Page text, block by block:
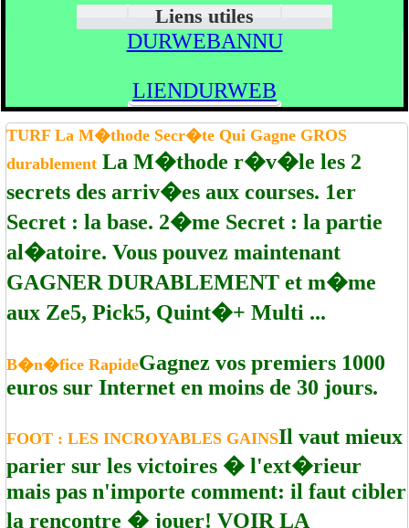
Liens utiles
DURWEBANNU
LIENDURWEB
TURF La M�thode Secr�te Qui Gagne GROS
durablement La M�thode r�v�le les 2
secrets des arriv�es aux courses. 1er
Secret : la base. 2�me Secret : la partie
al�atoire. Vous pouvez maintenant
GAGNER DURABLEMENT et m�me
aux Ze5, Pick5, Quint�+ Multi ...
B�n�fice RapideGagnez vos premiers 1000
euros sur Internet en moins de 30 jours.
FOOT : LES INCROYABLES GAINSIl vaut mieux
parier sur les victoires � l'ext�rieur
mais pas n'importe comment: il faut cibler
la rencontre � jouer! VOIR LA